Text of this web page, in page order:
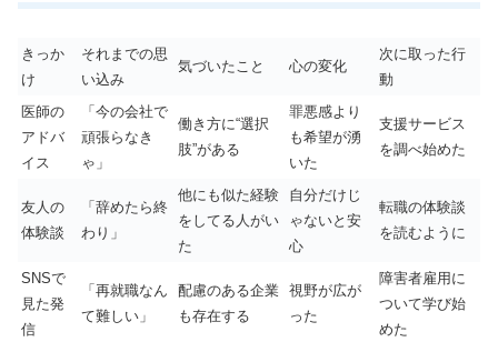
きっか
け
それまでの思
い込み
気づいたこと 心の変化
次に取った行
動
医師の
アドバ
イス
「今の会社で
頑張らなき
ゃ」
働き方に“選択
肢”がある
罪悪感より
も希望が湧
いた
支援サービス
を調べ始めた
友人の
体験談
「辞めたら終
わり」
他にも似た経験
をしてる人がい
た
自分だけじ
ゃないと安
心
転職の体験談
を読むように
SNSで
見た発
信
「再就職なん
て難しい」
配慮のある企業
も存在する
視野が広が
った
障害者雇用に
ついて学び始
めた